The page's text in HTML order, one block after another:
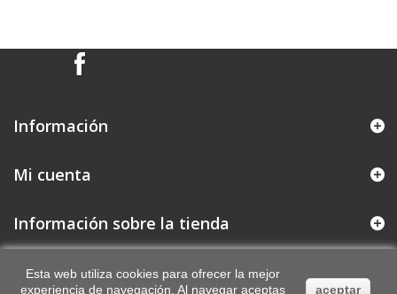
Esta web utiliza cookies para ofrecer la mejor
experiencia de navegación. Al navegar aceptas
aceptar
Información
© 2014Tienda Online creada por Francisco Ruano
Mi cuenta
Información sobre la tienda